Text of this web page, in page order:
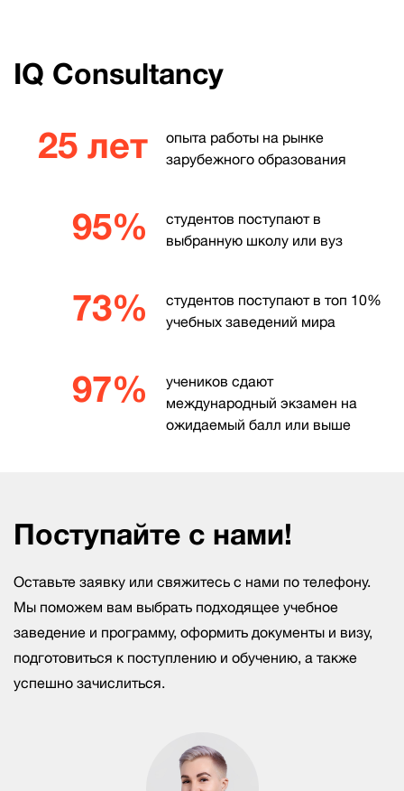
IQ Consultancy
25 лет
опыта работы на рынке
зарубежного образования
95%
студентов поступают в
выбранную школу или вуз
73%
студентов поступают в топ 10%
учебных заведений мира
97%
учеников сдают
международный экзамен на
ожидаемый балл или выше
Поступайте с нами!
Оставьте заявку или свяжитесь с нами по телефону.
Мы поможем вам выбрать подходящее учебное
заведение и программу, оформить документы и визу,
подготовиться к поступлению и обучению, а также
успешно зачислиться.